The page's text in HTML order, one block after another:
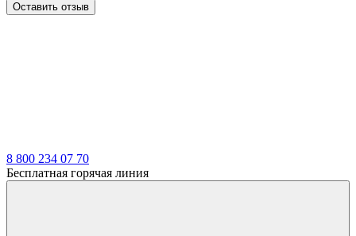
Оставить отзыв
8 800 234 07 70
Бесплатная горячая линия